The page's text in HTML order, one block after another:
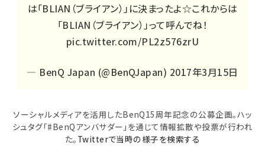
は「BLIAN（ブライアン）」に決まったよ☆これからは
「BLIAN（ブライアン）」って呼んでね！
pic.twitter.com/PL2z576zrU
— BenQ Japan (@BenQJapan) 2017年3月15日
ソーシャルメディアを活用したBenQ15周年記念の公募企画。ハッ
シュタグ「#BenQアンバサダー」を通じて情報拡散や投票が行われ
た。 Twitterで当時の様子を検索する